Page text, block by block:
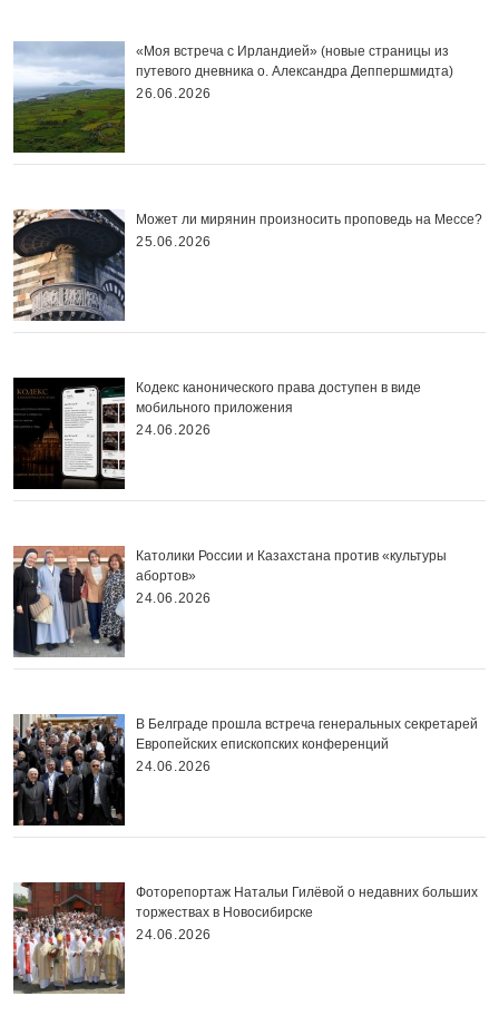
«Моя встреча с Ирландией» (новые страницы из
путевого дневника о. Александра Деппершмидта)
26.06.2026
Может ли мирянин произносить проповедь на Мессе?
25.06.2026
Кодекс канонического права доступен в виде
мобильного приложения
24.06.2026
Католики России и Казахстана против «культуры
абортов»
24.06.2026
В Белграде прошла встреча генеральных секретарей
Европейских епископских конференций
24.06.2026
Фоторепортаж Натальи Гилёвой о недавних больших
торжествах в Новосибирске
24.06.2026